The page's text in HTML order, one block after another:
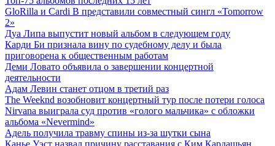
GloRilla и Cardi B представили совместный сингл «Tomorrow
2»
Дуа Липа выпустит новый альбом в следующем году
Карди Би признала вину по судебному делу и была
приговорена к общественным работам
Деми Ловато объявила о завершении концертной
деятельности
Адам Левин станет отцом в третий раз
The Weeknd возобновит концертный тур после потери голоса
Nirvana выиграла суд против «голого мальчика» с обложки
альбома «Nevermind»
Адель получила травму спины из-за шутки сына